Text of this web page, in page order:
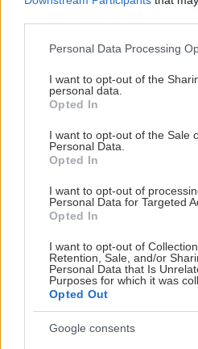
Please note that this website/app
not limited to your visit or usage
grant or deny consent to Google
use your data for below specified
consent section.
Personal Data Processing
I want to opt-out of the
personal data.
Opted In
I want to opt-out of the Sale
Personal Data.
Opted In
I want to opt-out of
Personal Data for Targeted
Opted In
I want to opt-out of
Retention, Sale, and/or
Personal Data that Is
Purposes for which it was
Opted Out
Google consents
PREČÍTAJTE SI